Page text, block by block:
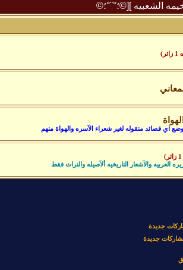
الشعبيه ][©؛°¨°؛©
اي قصائد منقوله لغير شعراء الآسره والهواة منهم
والآشعار التاريخيه ألآصيله والتراث فقط
جديدة
جديدة